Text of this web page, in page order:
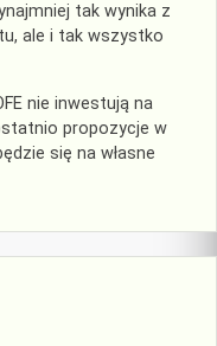
tak wynika z
ale i tak wszystko
nie inwestują na
propozycje w
się na własne